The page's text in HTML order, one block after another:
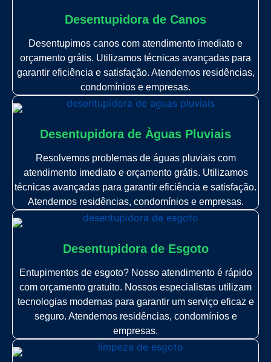
Desentupidora de Canos
Desentupimos canos com atendimento imediato e
orçamento grátis. Utilizamos técnicas avançadas para
garantir eficiência e satisfação. Atendemos residências,
condomínios e empresas.
Desentupidora de Àguas Pluviais
Resolvemos problemas de águas pluviais com
atendimento imediato e orçamento grátis. Utilizamos
técnicas avançadas para garantir eficiência e satisfação.
Atendemos residências, condomínios e empresas.
Desentupidora de Esgoto
Entupimentos de esgoto? Nosso atendimento é rápido
com orçamento gratuito. Nossos especialistas utilizam
tecnologias modernas para garantir um serviço eficaz e
seguro. Atendemos residências, condomínios e
empresas.